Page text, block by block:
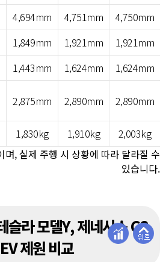
4,694mm 4,751mm 4,750mm
1,849mm 1,921mm 1,921mm
1,443mm 1,624mm 1,624mm
2,875mm 2,890mm 2,890mm
1,830kg 1,910kg
2,003kg
, 실제 주행 시 상황에 따라 달라질 수
있습니다.
슬라 모델Y, 제네시스 G8
제원 비교